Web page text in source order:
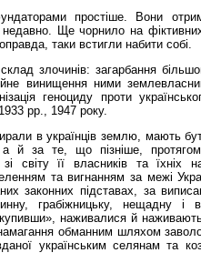
простіше. Вони
недавно. Ще чорнило на
таки встигли набити собі.
злочинів: загарбання
винищення ними
геноциду проти
pp., 1947 року.
в українців землю, мають
а й за те, що пізніше,
світу її власників та їхніх
та вигнанням за межі
законних підставах, за
грабіжницьку, нещадну і
наживалися й
обманним шляхом
українським селянам та